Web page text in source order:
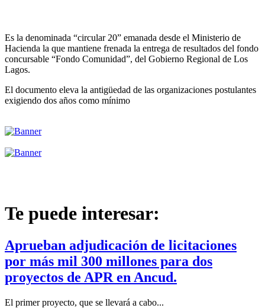
Es la denominada “circular 20” emanada desde el Ministerio de
Hacienda la que mantiene frenada la entrega de resultados del fondo
concursable “Fondo Comunidad”, del Gobierno Regional de Los
Lagos.
El documento eleva la antigüedad de las organizaciones postulantes
exigiendo dos años como mínimo
Te puede interesar:
Aprueban adjudicación de licitaciones
por más mil 300 millones para dos
proyectos de APR en Ancud.
El primer proyecto, que se llevará a cabo...